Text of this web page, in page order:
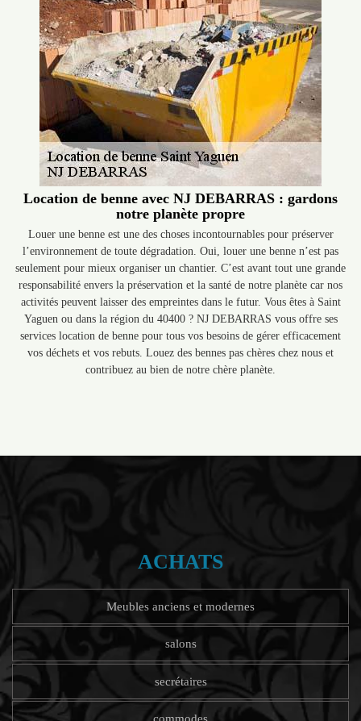
Location de benne avec NJ DEBARRAS : gardons
notre planète propre
Louer une benne est une des choses incontournables pour préserver
l’environnement de toute dégradation. Oui, louer une benne n’est pas
seulement pour mieux organiser un chantier. C’est avant tout une grande
responsabilité envers la préservation et la santé de notre planète car nos
activités peuvent laisser des empreintes dans le futur. Vous êtes à Saint
Yaguen ou dans la région du 40400 ? NJ DEBARRAS vous offre ses
services location de benne pour tous vos besoins de gérer efficacement
vos déchets et vos rebuts. Louez des bennes pas chères chez nous et
contribuez au bien de notre chère planète.
ACHATS
Meubles anciens et modernes
salons
secrétaires
commodes